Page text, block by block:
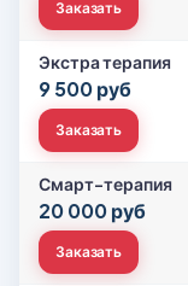
Заказать
Экстра терапия
9 500 руб
Заказать
Смарт-терапия
20 000 руб
Заказать